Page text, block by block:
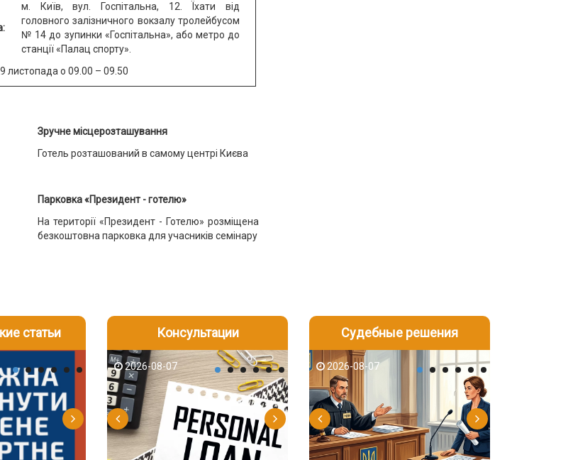
м. Київ, вул. Госпітальна, 12. Їхати від
головного залізничного вокзалу тролейбусом
№ 14 до зупинки «Госпітальна», або метро до
станції «Палац спорту».
листопада о 09.00 – 09.50
Зручне місцерозташування
Готель розташований в самому центрі Києва
Парковка «Президент - готелю»
На території «Президент - Готелю» розміщена
безкоштовна парковка для учасників семінару
2026-08-06 2026-08-06 2026-08-05
статьи
2026-08-07 2026-08-04 2026-08-04
Консультации
2026-08-07 2026-08-07 2026-08-06
Судебные решения
2026-07-30 2026-08-07